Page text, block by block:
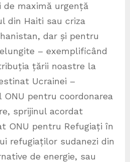
de maximă urgență
din Haiti sau criza
dar și pentru
– exemplificând
țării noastre la
Ucrainei –
pentru coordonarea
sprijinul acordat
ONU pentru Refugiați în
refugiaților sudanezi din
de energie, sau